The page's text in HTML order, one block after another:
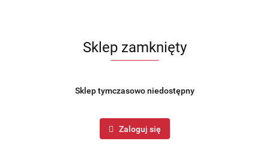
Sklep zamknięty
Sklep tymczasowo niedostępny
Zaloguj się